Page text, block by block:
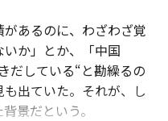
あるのに、わざわざ覚
か」とか、「中国
だしている“と勘繰るの
出ていた。それが、し
景だという。